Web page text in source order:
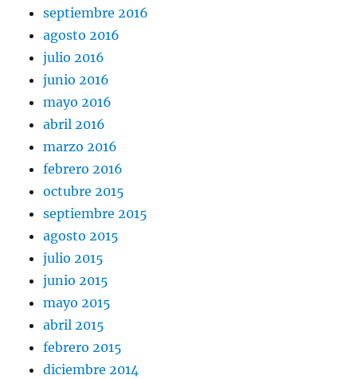
septiembre 2016
agosto 2016
julio 2016
junio 2016
mayo 2016
abril 2016
marzo 2016
febrero 2016
octubre 2015
septiembre 2015
agosto 2015
julio 2015
junio 2015
mayo 2015
abril 2015
febrero 2015
diciembre 2014